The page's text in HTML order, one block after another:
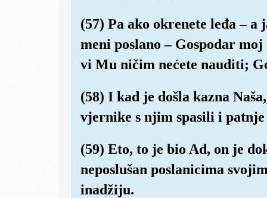
(57) Pa ako okrenete leđa – a
meni poslano – Gospodar
vi Mu ničim nećete nauditi;
(58) I kad je došla kazna
vjernike s njim spasili i
(59) Eto, to je bio Ad, on je
neposlušan poslanicima
inadžiju.